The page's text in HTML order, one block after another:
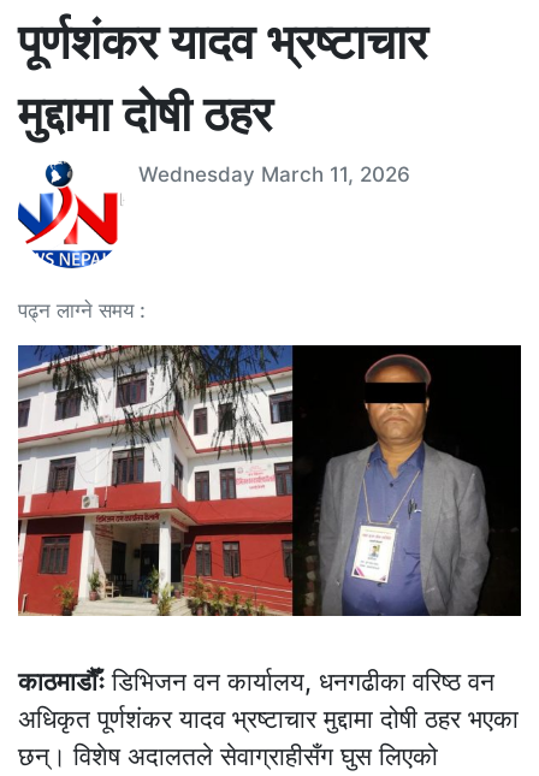
पूर्णशंकर यादव भ्रष्टाचार
मुद्दामा दोषी ठहर
Wednesday March 11, 2026
पढ्न लाग्ने समय :
काठमाडौँः डिभिजन वन कार्यालय, धनगढीका वरिष्ठ वन
अधिकृत पूर्णशंकर यादव भ्रष्टाचार मुद्दामा दोषी ठहर भएका
छन्। विशेष अदालतले सेवाग्राहीसँग घुस लिएको